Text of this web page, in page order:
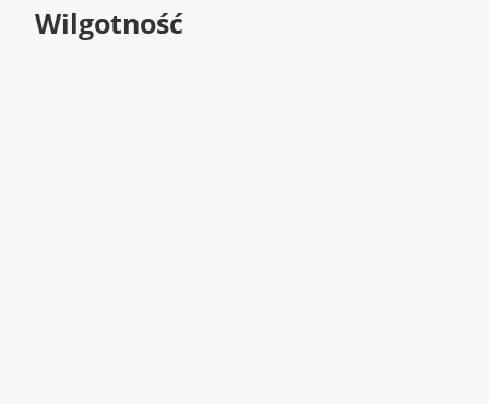
Wilgotność